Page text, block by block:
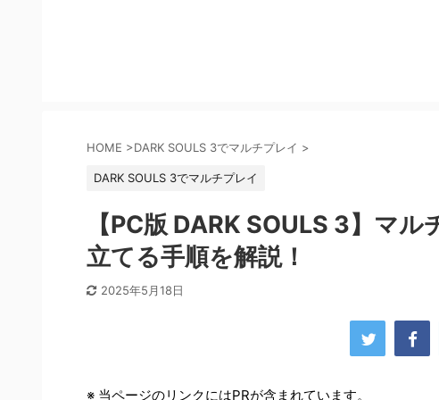
HOME >DARK SOULS 3でマルチプレイ >
DARK SOULS 3でマルチプレイ
【PC版 DARK SOULS 3】マ
立てる手順を解説！
2025年5月18日
※ 当ページのリンクにはPRが含まれています。